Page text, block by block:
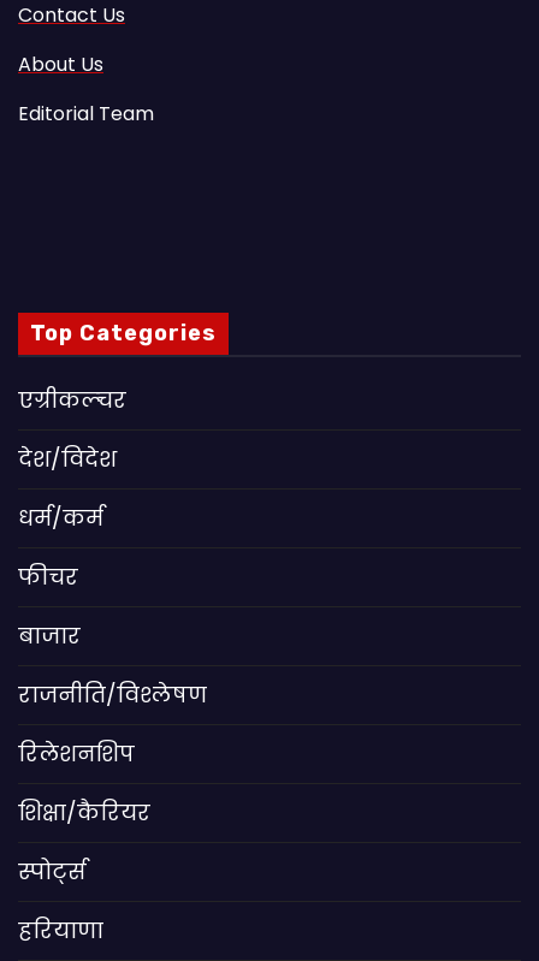
Contact Us
About Us
Editorial Team
Top Categories
एग्रीकल्चर
देश/विदेश
धर्म/कर्म
फीचर
बाजार
राजनीति/विश्लेषण
रिलेशनशिप
शिक्षा/कैरियर
स्पोर्ट्स
हरियाणा